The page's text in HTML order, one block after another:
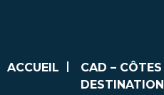
ACCUEIL
CAD – CÔTES
DESTINATION